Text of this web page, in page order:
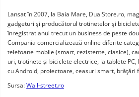
Lansat în 2007, la Baia Mare, DualStore.ro,
gadgeturi şi producătorul trotinetelor şi
înregistrat anul trecut un business de peste
Compania comercializează online diferite
telefoane mobile (smart, rezistente, clasice),
uri, trotinete şi biciclete electrice, la tablete
cu Android, proiectoare, ceasuri smart, brăţări
Sursa:Wall-street.ro